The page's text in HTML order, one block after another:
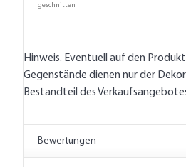
geschnitten
Hinweis. Eventuell auf den
Gegenstände dienen nur der
Bestandteil des
Bewertungen